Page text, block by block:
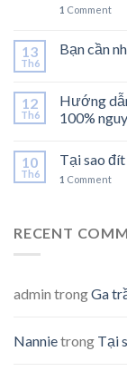
1 Comment
13
Th6
Bạn cần
12
Th6
Hướng
100%
10
Th6
Tại sao đít
1 Comment
RECENT
admin trongGa
Nannietrong Tại